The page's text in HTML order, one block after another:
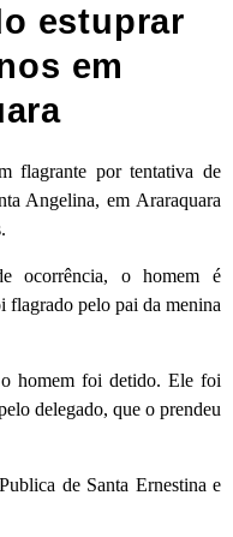
estuprar
em
flagrante por tentativa de
Angelina, em Araraquara
ocorrência, o homem é
flagrado pelo pai da menina
homem foi detido. Ele foi
delegado, que o prendeu
de Santa Ernestina e